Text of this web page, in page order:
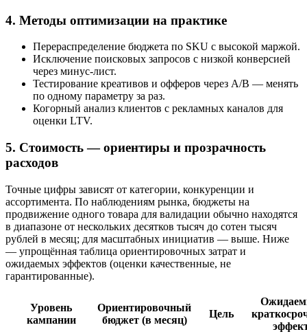
4. Методы оптимизации на практике
Перераспределение бюджета по SKU с высокой маржой.
Исключение поисковых запросов с низкой конверсией
через минус-лист.
Тестирование креативов и офферов через A/B — менять
по одному параметру за раз.
Когорный анализ клиентов с рекламных каналов для
оценки LTV.
5. Стоимость — ориентиры и прозрачность
расходов
Точные цифры зависят от категории, конкуренции и
ассортимента. По наблюдениям рынка, бюджеты на
продвижение одного товара для валидации обычно находятся
в диапазоне от нескольких десятков тысяч до сотен тысяч
рублей в месяц; для масштабных инициатив — выше. Ниже
— упрощённая таблица ориентировочных затрат и
ожидаемых эффектов (оценки качественные, не
гарантированные).
Уровень
кампании
Ориентировочный
бюджет (в месяц)
Цель